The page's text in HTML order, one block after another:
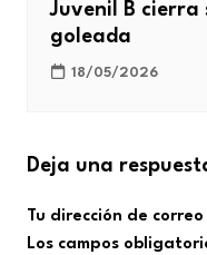
Juvenil B cierra
goleada
18/05/2026
Deja una
Tu dirección de
Los campos